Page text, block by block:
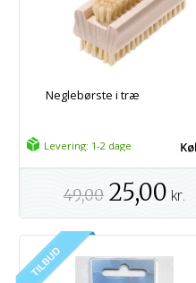
Neglebørste i træ
Levering: 1-2 dage
49,00 25,00 kr.